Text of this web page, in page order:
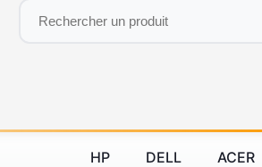
HP DELL ACER